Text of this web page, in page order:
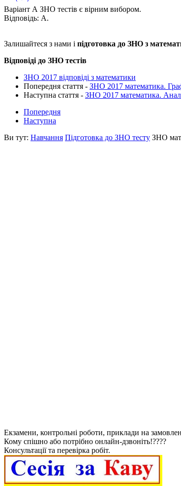
Варіант А ЗНО тестів є вірним вибором.
Відповідь: А.
Залишайтеся з нами і підготовка до ЗНО з
Відповіді до ЗНО тестів
ЗНО 2017 відповіді з математики
Попередня стаття - ЗНО 2017 математика.
Наступна стаття - ЗНО 2017 математика.
Попередня
Наступна
Ви тут: Навчання Підготовка до ЗНО тесту ЗНО
Екзамени, контрольні роботи, приклади на
Кому спішно або потрібно онлайн-дзвоніть!????
Консультації та перевірка робіт.